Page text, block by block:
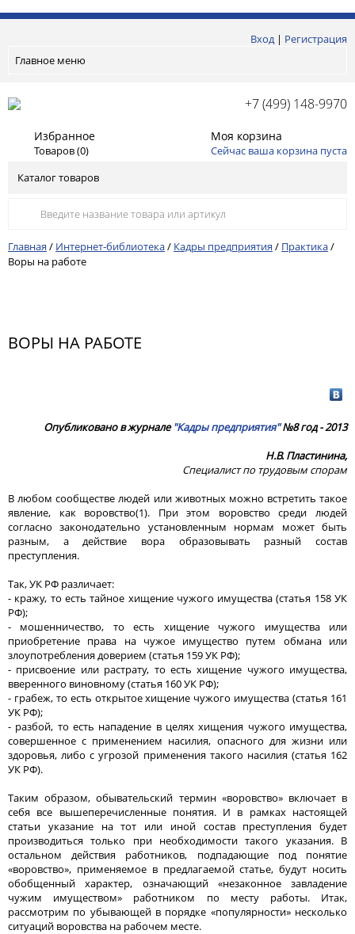
Вход| Регистрация
Главное меню
+7 (499) 148-9970
Избранное
Товаров (0)
Моя корзина
Сейчас ваша корзина пуста
Каталог товаров
Главная / Интернет-библиотека/ Кадры предприятия / Практика/
Воры на работе
ВОРЫ НА РАБОТЕ
Опубликовано в журнале"Кадры предприятия"№8 год - 2013
Н.В. Пластинина,
Специалист по трудовым спорам
В любом сообществе людей или животных можно встретить такое
явление, как воровство(1). При этом воровство среди людей
согласно законодательно установленным нормам может быть
разным, а действие вора образовывать разный состав
преступления.
Так, УК РФ различает:
- кражу, то есть тайное хищение чужого имущества (статья 158 УК
РФ);
- мошенничество, то есть хищение чужого имущества или
приобретение права на чужое имущество путем обмана или
злоупотребления доверием (статья 159 УК РФ);
- присвоение или растрату, то есть хищение чужого имущества,
вверенного виновному (статья 160 УК РФ);
- грабеж, то есть открытое хищение чужого имущества (статья 161
УК РФ);
- разбой, то есть нападение в целях хищения чужого имущества,
совершенное с применением насилия, опасного для жизни или
здоровья, либо с угрозой применения такого насилия (статья 162
УК РФ).
Таким образом, обывательский термин «воровство» включает в
себя все вышеперечисленные понятия. И в рамках настоящей
статьи указание на тот или иной состав преступления будет
производиться только при необходимости такого указания. В
остальном действия работников, подпадающие под понятие
«воровство», применяемое в предлагаемой статье, будут носить
обобщенный характер, означающий «незаконное завладение
чужим имуществом» работником по месту работы. Итак,
рассмотрим по убывающей в порядке «популярности» несколько
ситуаций воровства на рабочем месте.